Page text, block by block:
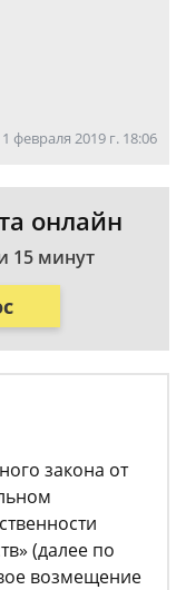
1 февраля 2019 г. 18:06
онлайн
15 минут
закона от
(далее по
возмещение